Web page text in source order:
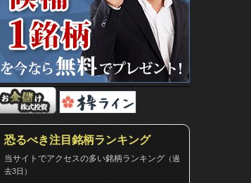
恐るべき注目銘柄ランキング
当サイトでアクセスの多い銘柄ランキング（過
去3日）